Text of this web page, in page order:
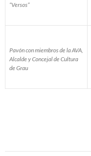
“Versos”
Pavón con miembros de la AVA,
Alcalde y Concejal de Cultura
de Grau